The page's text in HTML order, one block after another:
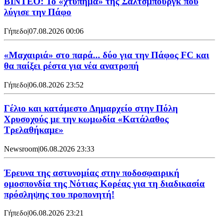
λύγισε την Πάφο
Γήπεδο|07.08.2026 00:06
«Μαχαιριά» στο παρά... δύο για την Πάφος FC και
θα παίξει ρέστα για νέα ανατροπή
Γήπεδο|06.08.2026 23:52
Γέλιο και κατάμεστο Δημαρχείο στην Πόλη
Χρυσοχούς με την κωμωδία «Κατάλαθος
Τρελαθήκαμε»
Newsroom|06.08.2026 23:33
Έρευνα της αστυνομίας στην ποδοσφαιρική
ομοσπονδία της Νότιας Κορέας για τη διαδικασία
πρόσληψης του προπονητή!
Γήπεδο|06.08.2026 23:21